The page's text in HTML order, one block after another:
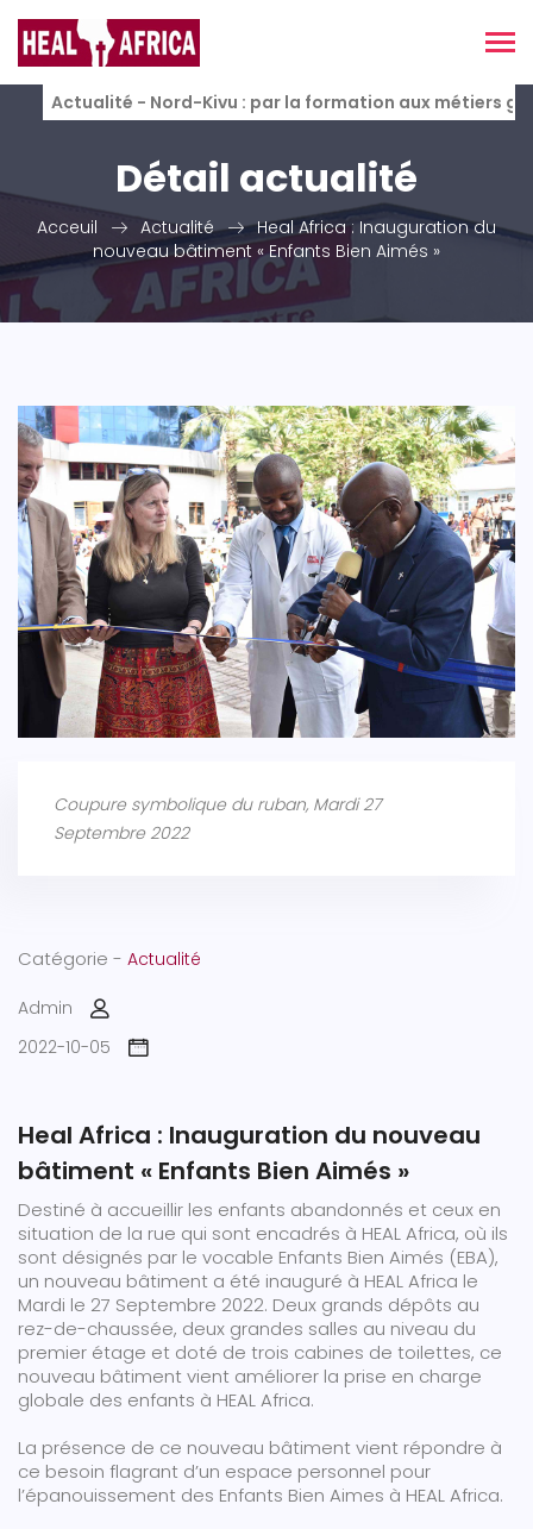
Actualité - Nord-Kivu : par la formation aux métiers
Détail actualité
Acceuil Actualité
Heal Africa : Inauguration du
nouveau bâtiment « Enfants Bien Aimés »
Coupure symbolique du ruban, Mardi 27
Septembre 2022
Catégorie - Actualité
Admin
2022-10-05
Heal Africa : Inauguration du nouveau
bâtiment « Enfants Bien Aimés »
Destiné à accueillir les enfants abandonnés et ceux en
situation de la rue qui sont encadrés à HEAL Africa, où ils
sont désignés par le vocable Enfants Bien Aimés (EBA),
un nouveau bâtiment a été inauguré à HEAL Africa le
Mardi le 27 Septembre 2022. Deux grands dépôts au
rez-de-chaussée, deux grandes salles au niveau du
premier étage et doté de trois cabines de toilettes, ce
nouveau bâtiment vient améliorer la prise en charge
globale des enfants à HEAL Africa.
La présence de ce nouveau bâtiment vient répondre à
ce besoin flagrant d’un espace personnel pour
l’épanouissement des Enfants Bien Aimes à HEAL Africa.